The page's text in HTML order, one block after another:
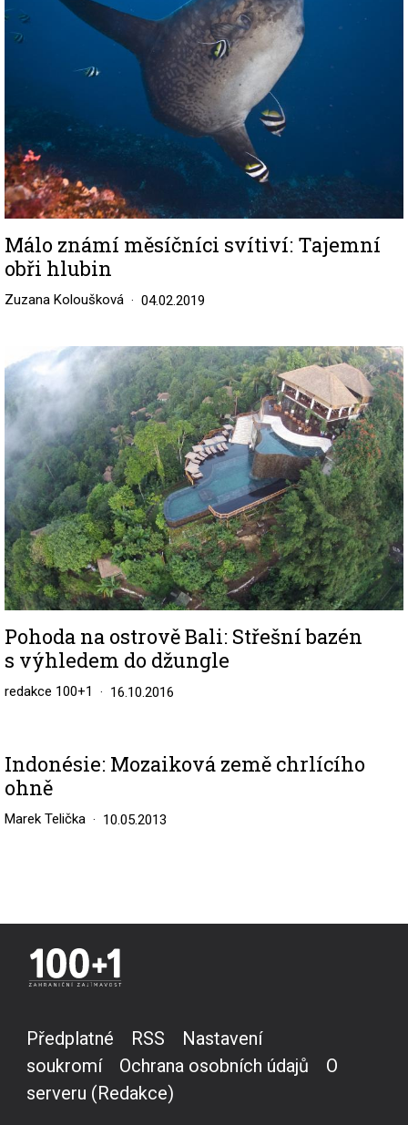
Málo známí měsíčníci svítiví: Tajemní
obři hlubin
Zuzana Koloušková 04.02.2019
Image
Pohoda na ostrově Bali: Střešní bazén
s výhledem do džungle
redakce 100+1 16.10.2016
Indonésie: Mozaiková země chrlícího
ohně
Marek Telička 10.05.2013
Předplatné RSS
Nastavení
soukromí
Ochrana osobních údajů
O
serveru (Redakce)